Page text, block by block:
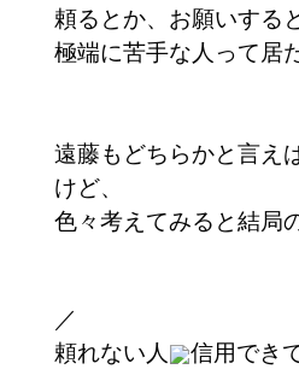
頼るとか、お願いする
極端に苦手な人って居
遠藤もどちらかと言え
けど、
色々考えてみると結局
／
頼れない人
信用でき